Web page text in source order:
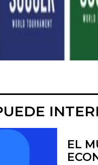
EL